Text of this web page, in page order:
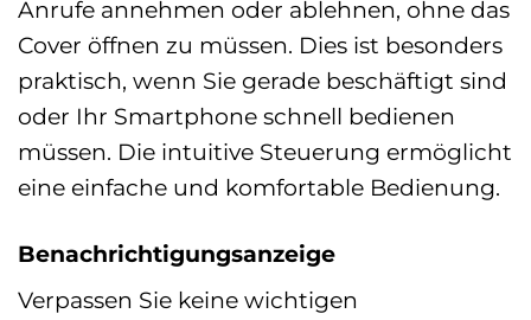
Anrufe annehmen oder ablehnen, ohne das
Cover öffnen zu müssen. Dies ist besonders
praktisch, wenn Sie gerade beschäftigt sind
oder Ihr Smartphone schnell bedienen
müssen. Die intuitive Steuerung ermöglicht
eine einfache und komfortable Bedienung.
Benachrichtigungsanzeige
Verpassen Sie keine wichtigen